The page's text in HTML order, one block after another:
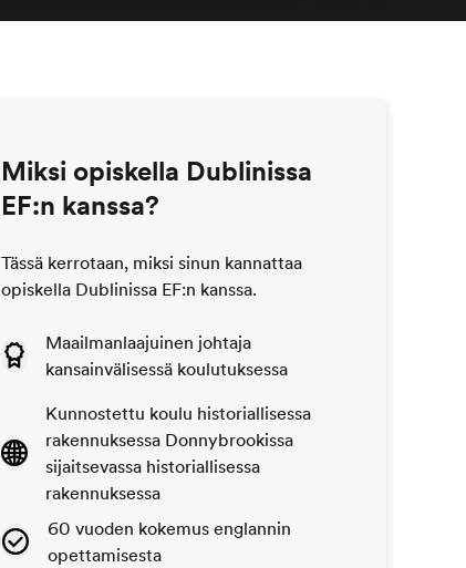
Miksi opiskella Dublinissa
EF:n kanssa?
Tässä kerrotaan, miksi sinun kannattaa
opiskella Dublinissa EF:n kanssa.
Maailmanlaajuinen johtaja
kansainvälisessä koulutuksessa
Kunnostettu koulu historiallisessa
rakennuksessa Donnybrookissa
sijaitsevassa historiallisessa
rakennuksessa
60 vuoden kokemus englannin
opettamisesta